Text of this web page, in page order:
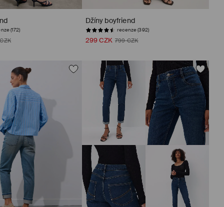
(172)
Džíny boyfriend
recenze (392)
299 CZK 799 CZK